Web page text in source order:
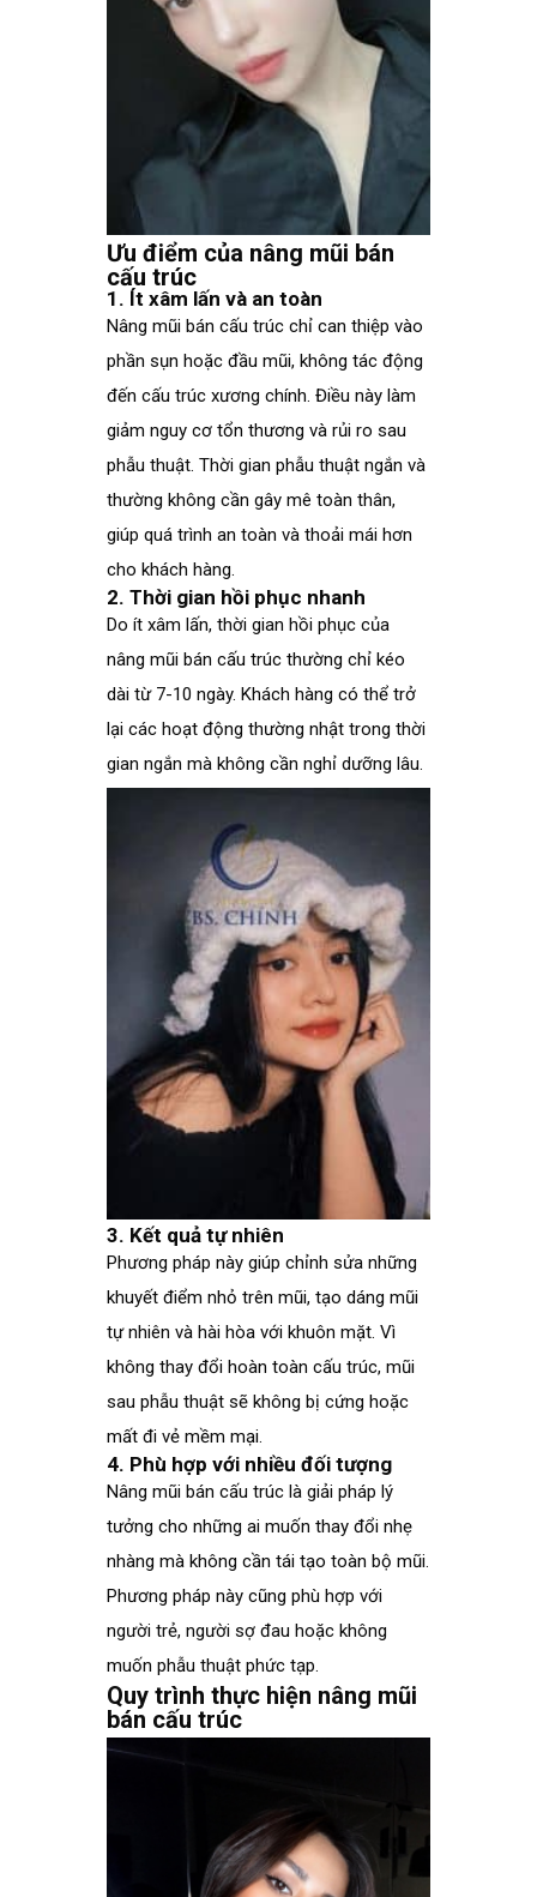
Ưu điểm của nâng mũi bán
cấu trúc
1. Ít xâm lấn và an toàn
Nâng mũi bán cấu trúc chỉ can thiệp vào
phần sụn hoặc đầu mũi, không tác động
đến cấu trúc xương chính. Điều này làm
giảm nguy cơ tổn thương và rủi ro sau
phẫu thuật. Thời gian phẫu thuật ngắn và
thường không cần gây mê toàn thân,
giúp quá trình an toàn và thoải mái hơn
cho khách hàng.
2. Thời gian hồi phục nhanh
Do ít xâm lấn, thời gian hồi phục của
nâng mũi bán cấu trúc thường chỉ kéo
dài từ 7-10 ngày. Khách hàng có thể trở
lại các hoạt động thường nhật trong thời
gian ngắn mà không cần nghỉ dưỡng lâu.
3. Kết quả tự nhiên
Phương pháp này giúp chỉnh sửa những
khuyết điểm nhỏ trên mũi, tạo dáng mũi
tự nhiên và hài hòa với khuôn mặt. Vì
không thay đổi hoàn toàn cấu trúc, mũi
sau phẫu thuật sẽ không bị cứng hoặc
mất đi vẻ mềm mại.
4. Phù hợp với nhiều đối tượng
Nâng mũi bán cấu trúc là giải pháp lý
tưởng cho những ai muốn thay đổi nhẹ
nhàng mà không cần tái tạo toàn bộ mũi.
Phương pháp này cũng phù hợp với
người trẻ, người sợ đau hoặc không
muốn phẫu thuật phức tạp.
Quy trình thực hiện nâng mũi
bán cấu trúc